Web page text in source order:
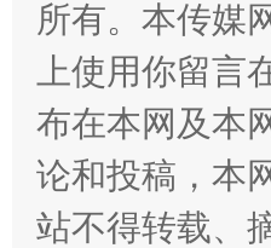
所有。本传媒
上使用你留
布在本网及本
论和投稿，本
站不得转载、